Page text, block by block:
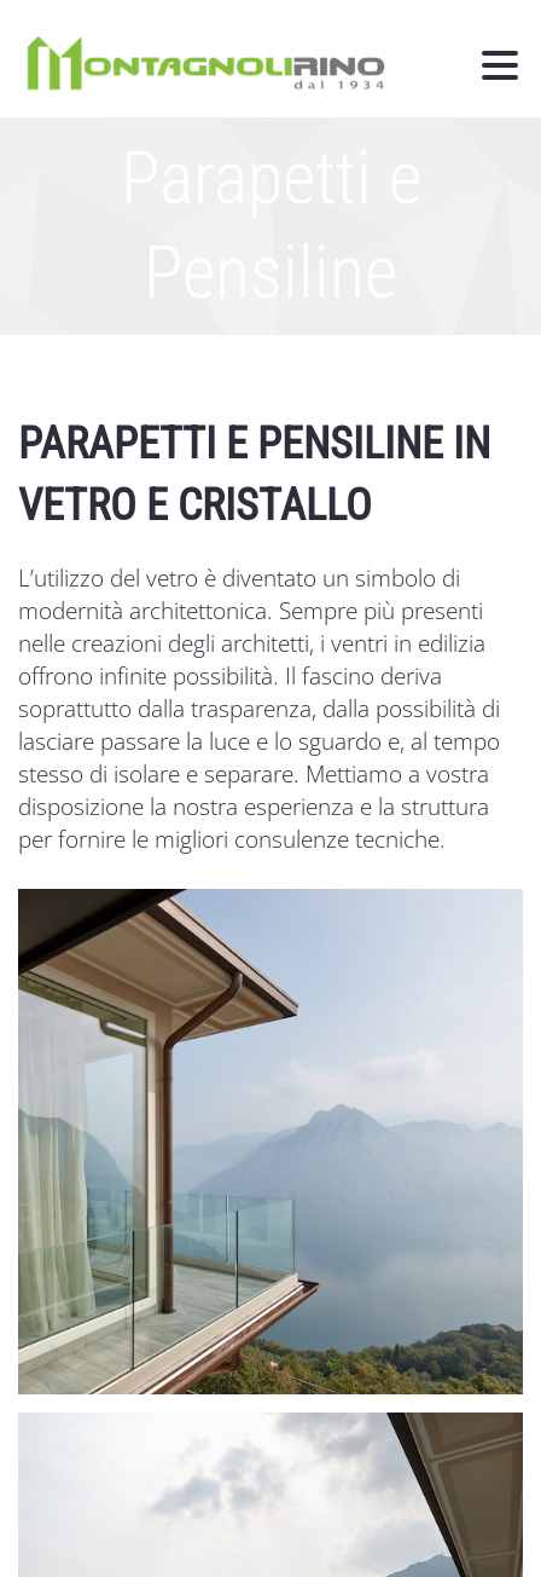
PARAPETTI E PENSILINE IN
VETRO E CRISTALLO
L’utilizzo del vetro è diventato un simbolo di
modernità architettonica. Sempre più presenti
nelle creazioni degli architetti, i ventri in edilizia
offrono infinite possibilità. Il fascino deriva
soprattutto dalla trasparenza, dalla possibilità di
lasciare passare la luce e lo sguardo e, al tempo
stesso di isolare e separare. Mettiamo a vostra
disposizione la nostra esperienza e la struttura
per fornire le migliori consulenze tecniche.